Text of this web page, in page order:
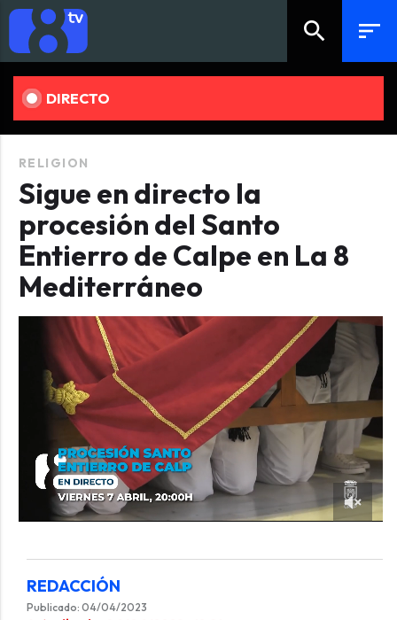
search sort
DIRECTO
RELIGION
Sigue en directo la
procesión del Santo
Entierro de Calpe en La 8
Mediterráneo
REDACCIÓN
Publicado: 04/04/2023